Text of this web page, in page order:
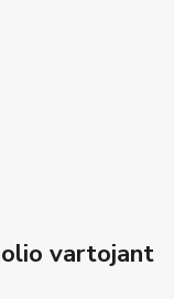
vartojant